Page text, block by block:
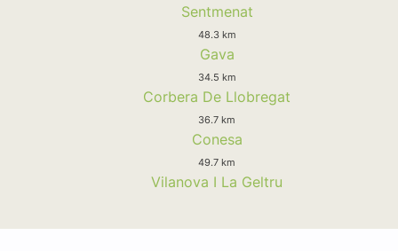
Sentmenat
48.3 km
Gava
34.5 km
Corbera De Llobregat
36.7 km
Conesa
49.7 km
Vilanova I La Geltru